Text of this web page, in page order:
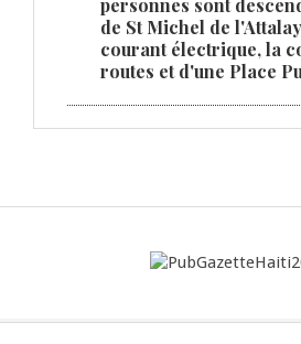
personnes sont
de St Michel de
courant électrique, la
routes et d'une Place